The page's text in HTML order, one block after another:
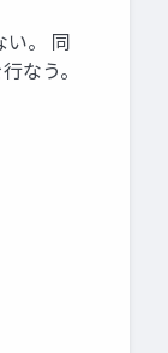
。 同
なう。